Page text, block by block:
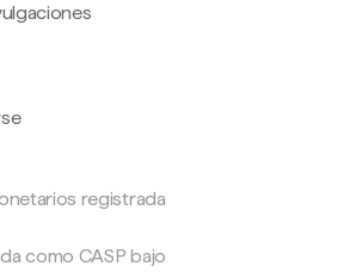
registrada
como CASP bajo